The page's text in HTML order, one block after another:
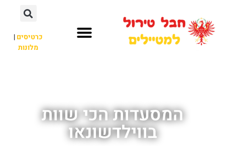
כרטיסים|
מלונות
המסעדות הכי שוות
בווילדשונאו